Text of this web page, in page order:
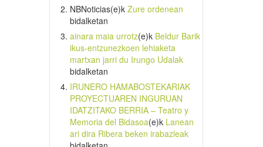
NBNoticias(e)k Zure ordenean
bidalketan
ainara maia urrotz(e)k Beldur Barik
ikus-entzunezkoen lehiaketa
martxan jarri du Irungo Udalak
bidalketan
IRUNERO HAMABOSTEKARIAK
PROYECTUAREN INGURUAN
IDATZITAKO BERRIA – Teatro y
Memoria del Bidasoa(e)k Lanean
ari dira Ribera beken irabazleak